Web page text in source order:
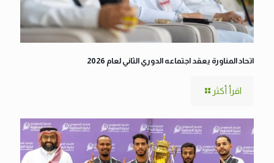
اتحاد المناورة يعقد اجتماعه الدوري الثاني لعام 2026
اقرأ أكثر